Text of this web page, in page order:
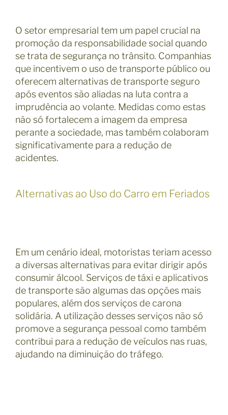
O setor empresarial tem um papel crucial na
promoção da responsabilidade social quando
se trata de segurança no trânsito. Companhias
que incentivem o uso de transporte público ou
oferecem alternativas de transporte seguro
após eventos são aliadas na luta contra a
imprudência ao volante. Medidas como estas
não só fortalecem a imagem da empresa
perante a sociedade, mas também colaboram
significativamente para a redução de
acidentes.
Alternativas ao Uso do Carro em Feriados
Em um cenário ideal, motoristas teriam acesso
a diversas alternativas para evitar dirigir após
consumir álcool. Serviços de táxi e aplicativos
de transporte são algumas das opções mais
populares, além dos serviços de carona
solidária. A utilização desses serviços não só
promove a segurança pessoal como também
contribui para a redução de veículos nas ruas,
ajudando na diminuição do tráfego.